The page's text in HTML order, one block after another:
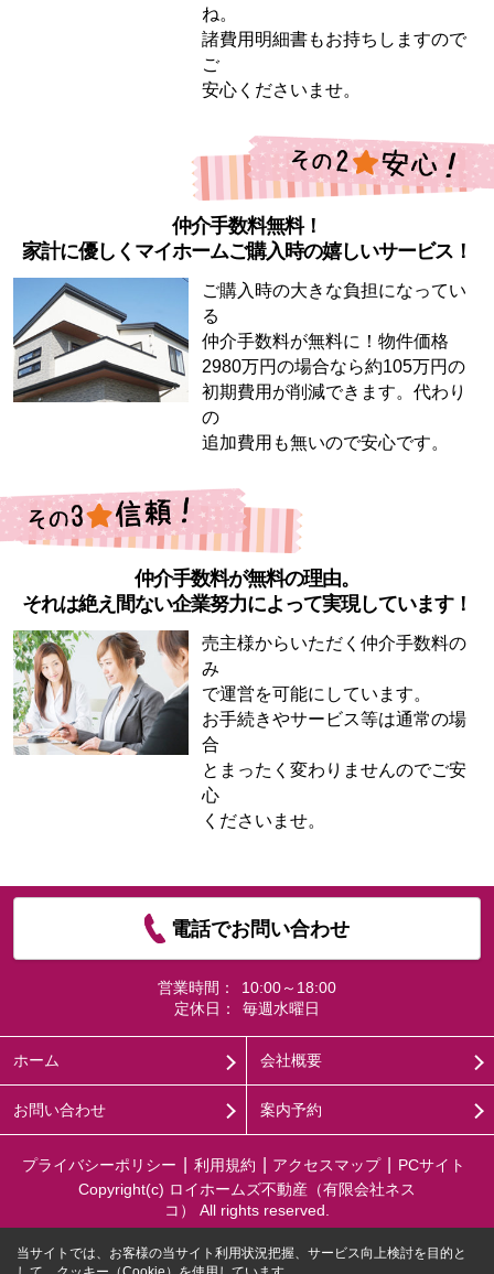
ね。
諸費用明細書もお持ちしますので
ご
安心くださいませ。
仲介手数料無料！
家計に優しくマイホームご購入時の嬉しいサービス！
ご購入時の大きな負担になってい
る
仲介手数料が無料に！物件価格
2980万円の場合なら約105万円の
初期費用が削減できます。代わり
の
追加費用も無いので安心です。
仲介手数料が無料の理由。
それは絶え間ない企業努力によって実現しています！
売主様からいただく仲介手数料の
み
で運営を可能にしています。
お手続きやサービス等は通常の場
合
とまったく変わりませんのでご安
心
くださいませ。
電話でお問い合わせ
営業時間：
10:00～18:00
定休日：
毎週水曜日
ホーム 会社概要
お問い合わせ 案内予約
プライバシーポリシー 利用規約 アクセスマップ
PCサイト
Copyright(c) ロイホームズ不動産（有限会社ネス
コ） All rights reserved.
当サイトでは、お客様の当サイト利用状況把握、サービス向上検討を目的と